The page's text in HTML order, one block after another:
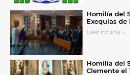
Homilía del
Exequias de
Leer noticia »
Homilía del
Clemente el